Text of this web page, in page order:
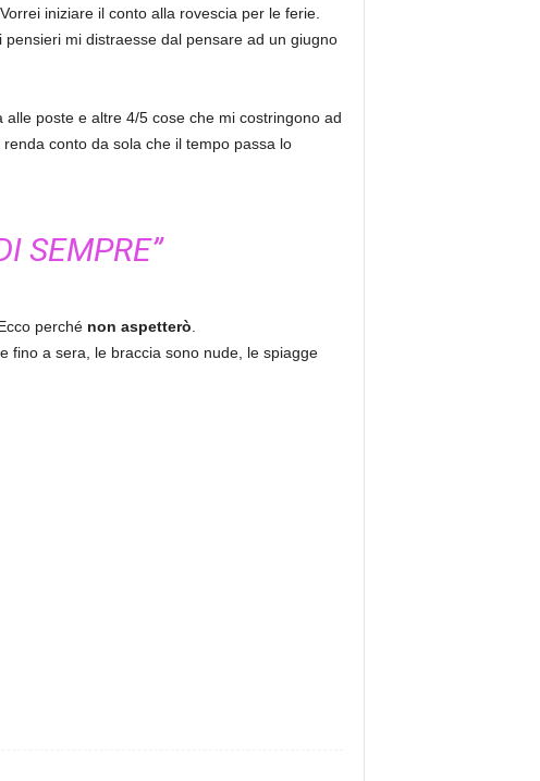
iniziare il conto alla rovescia per le ferie.
mi distraesse dal pensare ad un giugno
poste e altre 4/5 cose che mi costringono ad
conto da sola che il tempo passa lo
SEMPRE”
perché non aspetterò
fino a sera, le braccia sono nude, le spiagge